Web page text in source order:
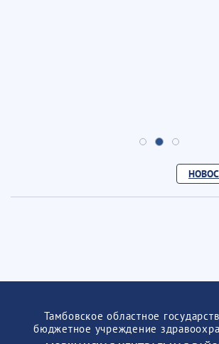
Тамбовское областное
бюджетное учреждение